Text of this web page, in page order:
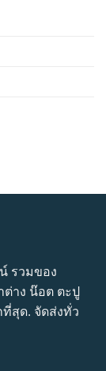
รวมของ
ต่าง น๊อต ตะปู
สุด. จัดส่งทั่ว